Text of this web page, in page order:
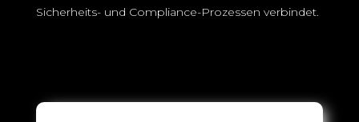
Sicherheits- und Compliance-Prozessen verbindet.